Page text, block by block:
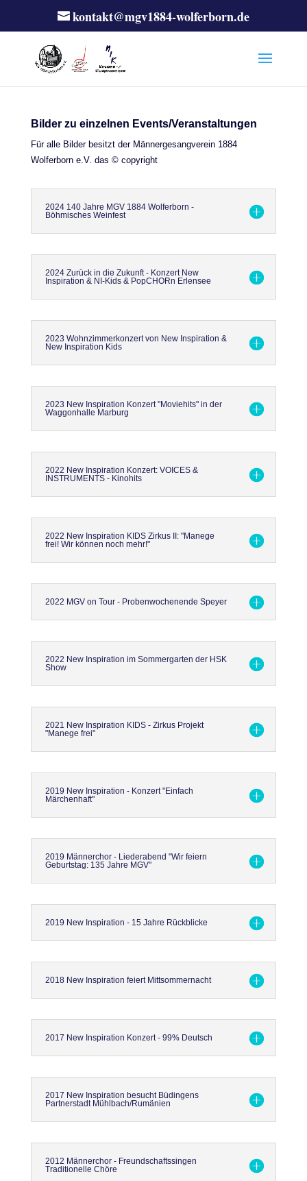
kontakt@mgv1884-wolferborn.de
Bilder zu einzelnen Events/Veranstaltungen
Für alle Bilder besitzt der Männergesangverein 1884
Wolferborn e.V. das © copyright
2024 140 Jahre MGV 1884 Wolferborn -
Böhmisches Weinfest
2024 Zurück in die Zukunft - Konzert New
Inspiration & NI-Kids & PopCHORn Erlensee
2023 Wohnzimmerkonzert von New Inspiration &
New Inspiration Kids
2023 New Inspiration Konzert "Moviehits" in der
Waggonhalle Marburg
2022 New Inspiration Konzert: VOICES &
INSTRUMENTS - Kinohits
2022 New Inspiration KIDS Zirkus II: "Manege
frei! Wir können noch mehr!"
2022 MGV on Tour - Probenwochenende Speyer
2022 New Inspiration im Sommergarten der HSK
Show
2021 New Inspiration KIDS - Zirkus Projekt
"Manege frei"
2019 New Inspiration - Konzert "Einfach
Märchenhaft"
2019 Männerchor - Liederabend "Wir feiern
Geburtstag: 135 Jahre MGV"
2019 New Inspiration - 15 Jahre Rückblicke
2018 New Inspiration feiert Mittsommernacht
2017 New Inspiration Konzert - 99% Deutsch
2017 New Inspiration besucht Büdingens
Partnerstadt Mühlbach/Rumänien
2012 Männerchor - Freundschaftssingen
Traditionelle Chöre